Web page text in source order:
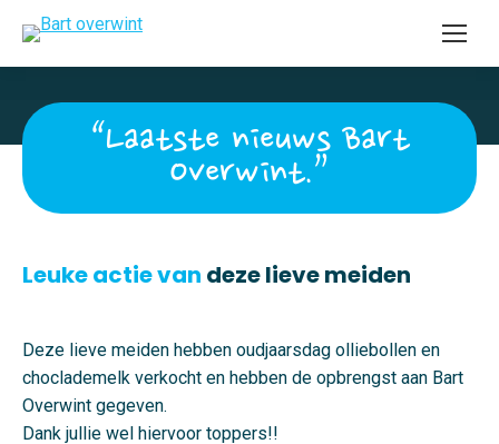
“Laatste nieuws Bart
Overwint.”
Leuke actie van deze lieve meiden
Deze lieve meiden hebben oudjaarsdag olliebollen en
choclademelk verkocht en hebben de opbrengst aan Bart
Overwint gegeven.
Dank jullie wel hiervoor toppers!!